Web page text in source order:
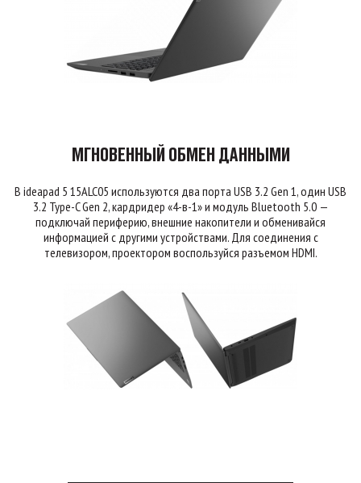
МГНОВЕННЫЙ ОБМЕН ДАННЫМИ
В ideapad 5 15ALC05 используются два порта USB 3.2 Gen 1, один USB
3.2 Type-C Gen 2, кардридер «4-в-1» и модуль Bluetooth 5.0 —
подключай периферию, внешние накопители и обменивайся
информацией с другими устройствами. Для соединения с
телевизором, проектором воспользуйся разъемом HDMI.